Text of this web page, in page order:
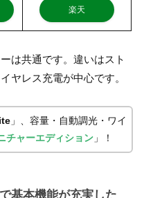
楽天
は共通です。違いはスト
ヤレス充電が中心です。
」、容量・自動調光・ワイ
チャーエディション 」！
基本機能が充実した